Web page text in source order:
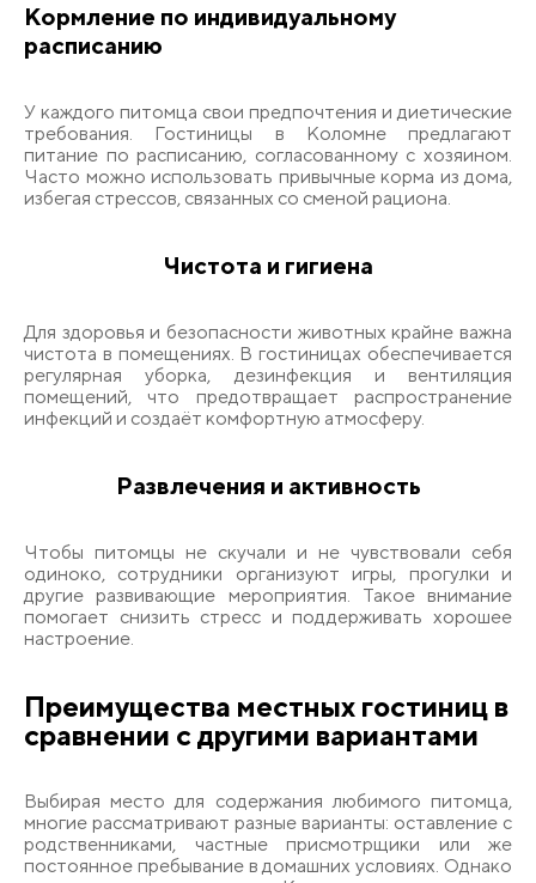
Кормление по индивидуальному
расписанию
У каждого питомца свои предпочтения и диетические
требования. Гостиницы в Коломне предлагают
питание по расписанию, согласованному с хозяином.
Часто можно использовать привычные корма из дома,
избегая стрессов, связанных со сменой рациона.
Чистота и гигиена
Для здоровья и безопасности животных крайне важна
чистота в помещениях. В гостиницах обеспечивается
регулярная уборка, дезинфекция и вентиляция
помещений, что предотвращает распространение
инфекций и создаёт комфортную атмосферу.
Развлечения и активность
Чтобы питомцы не скучали и не чувствовали себя
одиноко, сотрудники организуют игры, прогулки и
другие развивающие мероприятия. Такое внимание
помогает снизить стресс и поддерживать хорошее
настроение.
Преимущества местных гостиниц в
сравнении с другими вариантами
Выбирая место для содержания любимого питомца,
многие рассматривают разные варианты: оставление с
родственниками, частные присмотрщики или же
постоянное пребывание в домашних условиях. Однако